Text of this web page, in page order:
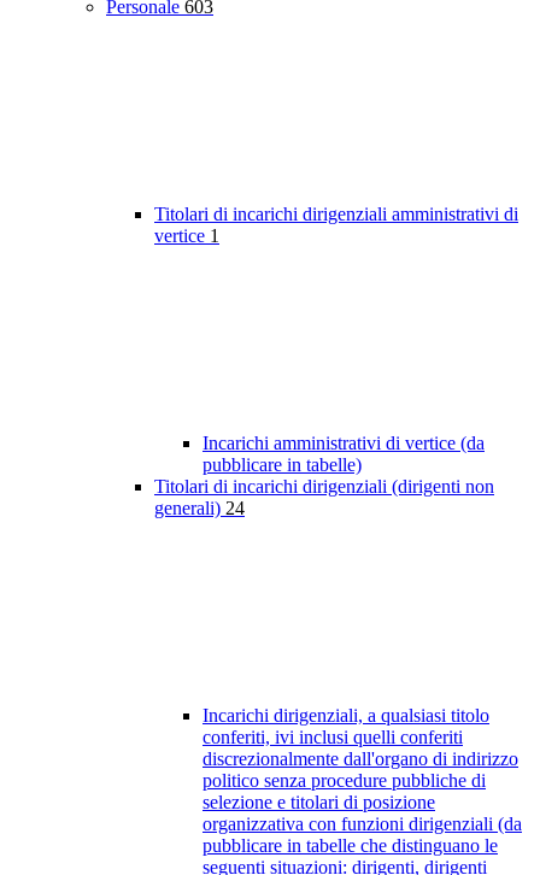
Personale 603
Titolari di incarichi dirigenziali amministrativi di
vertice 1
Incarichi amministrativi di vertice (da
pubblicare in tabelle)
Titolari di incarichi dirigenziali (dirigenti non
generali) 24
Incarichi dirigenziali, a qualsiasi titolo
conferiti, ivi inclusi quelli conferiti
discrezionalmente dall'organo di indirizzo
politico senza procedure pubbliche di
selezione e titolari di posizione
organizzativa con funzioni dirigenziali (da
pubblicare in tabelle che distinguano le
seguenti situazioni: dirigenti, dirigenti